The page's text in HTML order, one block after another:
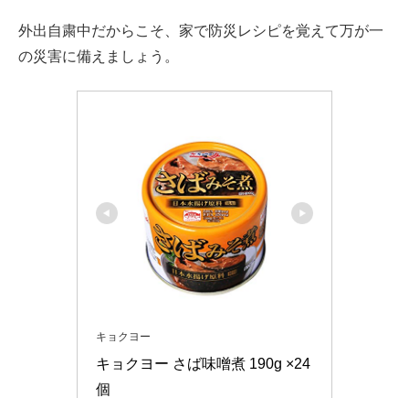
外出自粛中だからこそ、家で防災レシピを覚えて万が一
の災害に備えましょう。
キョクヨー
キョクヨー さば味噌煮 190g ×24
個